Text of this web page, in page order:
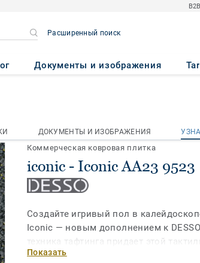
Расширенный поиск
Документы и изображения
ДОКУМЕНТЫ И ИЗОБРАЖЕНИЯ
Коммерческая ковровая плитка
iconic - Iconic AA23 9523
Создайте игривый пол в
Iconic — новым дополнением к
техника тафтинга придает этой
скрытую глубину. Многослойный
Показать